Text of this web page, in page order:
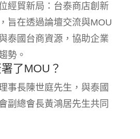
經貿新局：台泰商店創新
旨在透過論壇交流與MOU
泰國台商資源，協助企業
勢。
了MOU？
事長陳世庭先生，與泰國
副總會長黃鴻居先生共同